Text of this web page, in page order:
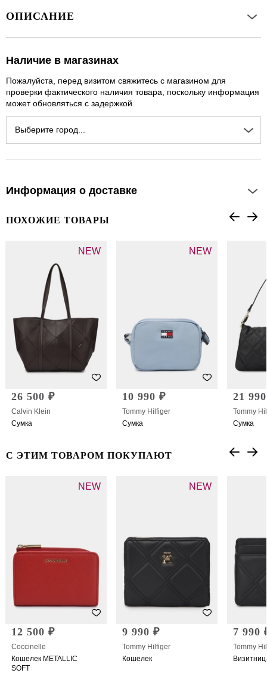
ОПИСАНИЕ
Наличие в магазинах
Пожалуйста, перед визитом свяжитесь с магазином для
проверки фактического наличия товара, поскольку информация
может обновляться с задержкой
Выберите город...
Информация о доставке
ПОХОЖИЕ ТОВАРЫ
NEW
26 500 ₽
Calvin Klein
Сумка
NEW
10 990 ₽
Tommy Hilfiger
Сумка
21
Tommy
Сумка
С ЭТИМ ТОВАРОМ ПОКУПАЮТ
NEW
12 500 ₽
Coccinelle
Кошелек METALLIC
SOFT
NEW
9 990 ₽
Tommy Hilfiger
Кошелек
7 990
Tommy